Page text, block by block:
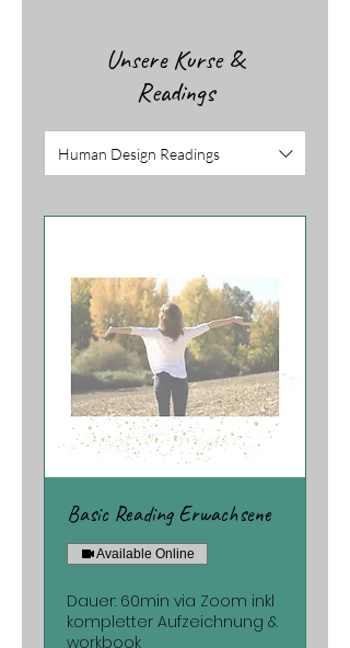
Unsere Kurse &
Readings
Human Design Readings
Basic Reading Erwachsene
Available Online
Dauer: 60min via Zoom inkl
kompletter Aufzeichnung &
workbook